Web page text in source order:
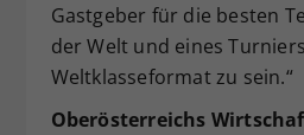
Gastgeber für die besten
der Welt und eines
Weltklasseformat zu sein.“
Oberösterreichs